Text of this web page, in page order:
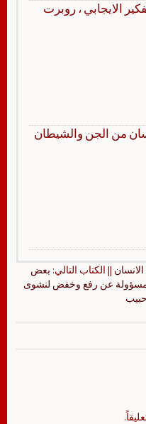
الايجابي ، روبرت
من الجن والشيطان
الانسان || الكتاب التالي: بعض
عن رفع وخفض لنشوى